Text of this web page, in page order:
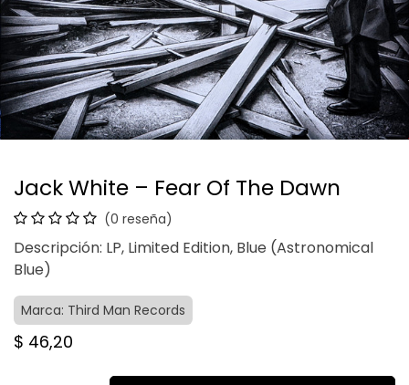
Jack White – Fear Of The Dawn
(0 reseña)
Descripción: LP, Limited Edition, Blue (Astronomical
Blue)
Marca: Third Man Records
$ 46,20